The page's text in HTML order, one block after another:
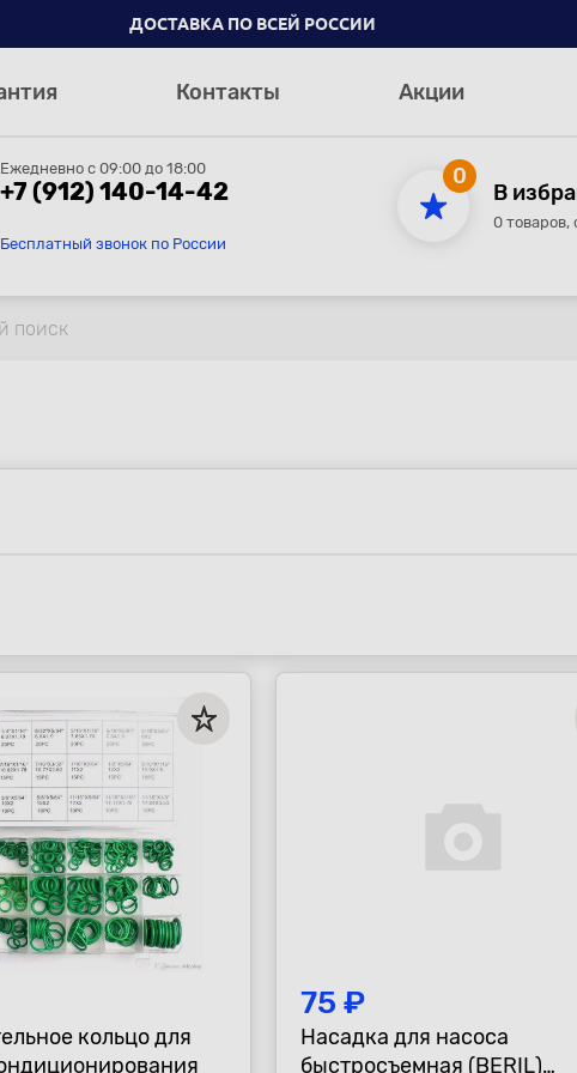
ДОСТАВКА ПО ВСЕЙ РОССИИ
Контакты Акции
Ежедневно с 09:00 до 18:00
+7 (912) 140-14-42
Бесплатный звонок по России
0
В
0 товаров,
кольцо для
75 ₽
Насадка для насоса
быстросъемная (BERIL)